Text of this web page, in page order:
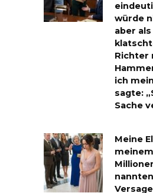
würde
aber
Richter
ich
sagte:
Sache
Meine